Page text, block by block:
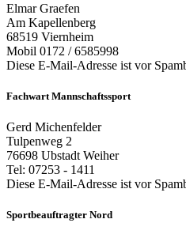
Elmar Graefen
Am Kapellenberg
68519 Viernheim
Mobil 0172 / 6585998
Diese E-Mail-Adresse ist vor
Fachwart Mannschaftssport
Gerd Michenfelder
Tulpenweg 2
76698 Ubstadt Weiher
Tel: 07253 - 1411
Diese E-Mail-Adresse ist vor
Sportbeauftragter Nord